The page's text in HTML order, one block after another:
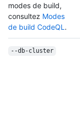
modes de build,
consultez Modes
de build CodeQL .
--db-cluster